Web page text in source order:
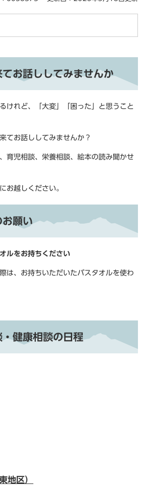
お話ししてみませんか
けれど、「大変」「困った」と思うこと
てお話ししてみませんか？
育児相談、栄養相談、絵本の読み聞かせ
お越しください。
願い
ルをお持ちください
は、お持ちいただいたバスタオルを使わ
健康相談の日程
地区）